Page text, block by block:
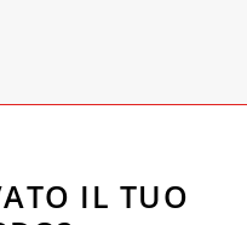
IL TUO